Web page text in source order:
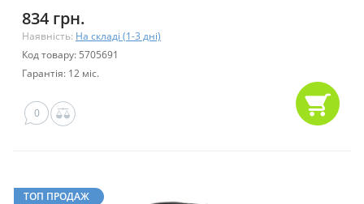
834 грн.
Наявність: На складі (1-3 дні)
Код товару: 5705691
Гарантія: 12 міс.
0
ТОП ПРОДАЖ